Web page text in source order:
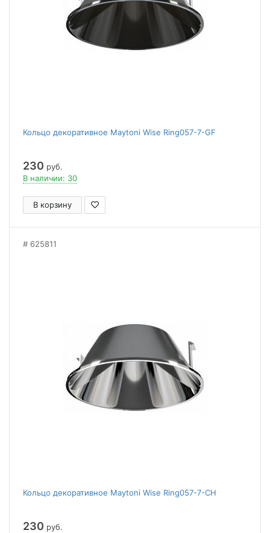
Кольцо декоративное Maytoni Wise Ring057-7-GF
230 руб.
В наличии: 30
В корзину
625811
Кольцо декоративное Maytoni Wise Ring057-7-CH
230 руб.